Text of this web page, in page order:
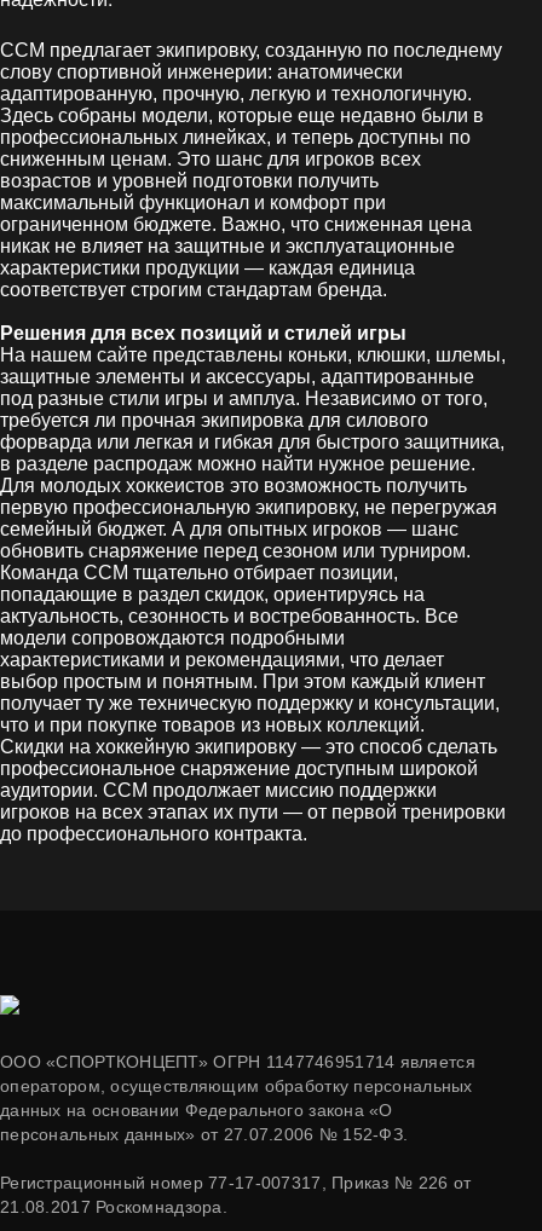
CCM предлагает экипировку, созданную по последнему
слову спортивной инженерии: анатомически
адаптированную, прочную, легкую и технологичную.
Здесь собраны модели, которые еще недавно были в
профессиональных линейках, и теперь доступны по
сниженным ценам. Это шанс для игроков всех
возрастов и уровней подготовки получить
максимальный функционал и комфорт при
ограниченном бюджете. Важно, что сниженная цена
никак не влияет на защитные и эксплуатационные
характеристики продукции — каждая единица
соответствует строгим стандартам бренда.
Решения для всех позиций и стилей игры
На нашем сайте представлены коньки, клюшки, шлемы,
защитные элементы и аксессуары, адаптированные
под разные стили игры и амплуа. Независимо от того,
требуется ли прочная экипировка для силового
форварда или легкая и гибкая для быстрого защитника,
в разделе распродаж можно найти нужное решение.
Для молодых хоккеистов это возможность получить
первую профессиональную экипировку, не перегружая
семейный бюджет. А для опытных игроков — шанс
обновить снаряжение перед сезоном или турниром.
Команда CCM тщательно отбирает позиции,
попадающие в раздел скидок, ориентируясь на
актуальность, сезонность и востребованность. Все
модели сопровождаются подробными
характеристиками и рекомендациями, что делает
выбор простым и понятным. При этом каждый клиент
получает ту же техническую поддержку и консультации,
что и при покупке товаров из новых коллекций.
Скидки на хоккейную экипировку — это способ сделать
профессиональное снаряжение доступным широкой
аудитории. CCM продолжает миссию поддержки
игроков на всех этапах их пути — от первой тренировки
до профессионального контракта.
ООО «СПОРТКОНЦЕПТ» ОГРН 1147746951714 является
оператором, осуществляющим обработку персональных
данных на основании Федерального закона «О
персональных данных» от 27.07.2006 № 152-ФЗ.
Регистрационный номер 77-17-007317, Приказ № 226 от
21.08.2017 Роскомнадзора.